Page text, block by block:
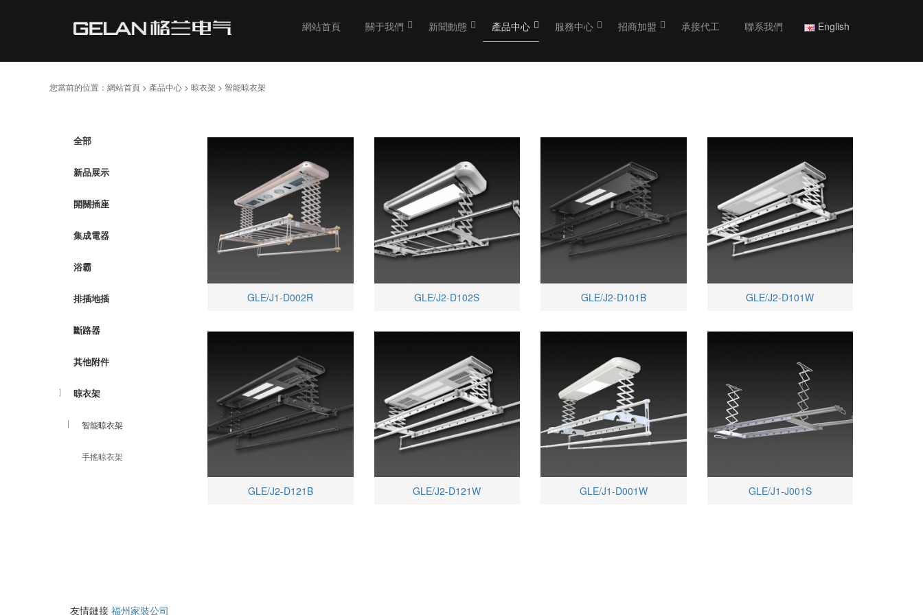
English
網站首頁 關于我們 新聞動態 產品中心 服務中心 招商加盟 承接代工 聯系我們
您當前的位置： 網站首頁 > 產品中心 > 晾衣架 > 智能晾衣架
全部
新品展示
開關插座
集成電器
浴霸
排插地插
斷路器
其他附件
晾衣架
智能晾衣架
手搖晾衣架
GLE/J1-D002R GLE/J2-D102S GLE/J2-D101B GLE/J2-D101W
GLE/J2-D121B GLE/J2-D121W GLE/J1-D001W GLE/J1-J001S
友情鏈接 福州家裝公司